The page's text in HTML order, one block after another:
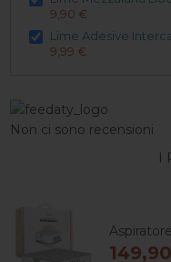
9,90 €
Lime Adesive
9,99 €
Non ci sono recensioni
I